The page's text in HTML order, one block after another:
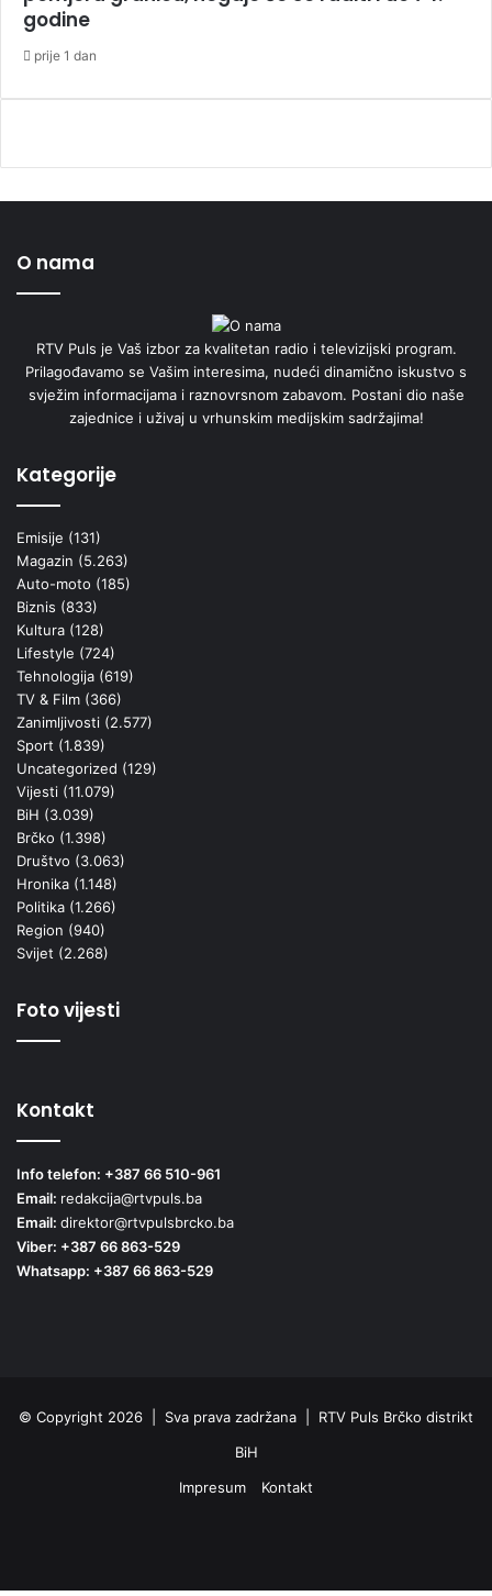
godine
prije 1 dan
O nama
RTV Puls je Vaš izbor za kvalitetan radio i televizijski program.
Prilagođavamo se Vašim interesima, nudeći dinamično iskustvo s
svježim informacijama i raznovrsnom zabavom. Postani dio naše
zajednice i uživaj u vrhunskim medijskim sadržajima!
Kategorije
Emisije (131)
Magazin (5.263)
Auto-moto (185)
Biznis (833)
Kultura (128)
Lifestyle (724)
Tehnologija (619)
TV & Film (366)
Zanimljivosti (2.577)
Sport (1.839)
Uncategorized (129)
Vijesti (11.079)
BiH (3.039)
Brčko (1.398)
Društvo (3.063)
Hronika (1.148)
Politika (1.266)
Region (940)
Svijet (2.268)
Foto vijesti
Kontakt
Info telefon: +387 66 510-961
Email: redakcija@rtvpuls.ba
Email: direktor@rtvpulsbrcko.ba
Viber: +387 66 863-529
Whatsapp: +387 66 863-529
© Copyright 2026 | Sva prava zadržana | RTV Puls Brčko distrikt
BiH
Impresum
Kontakt